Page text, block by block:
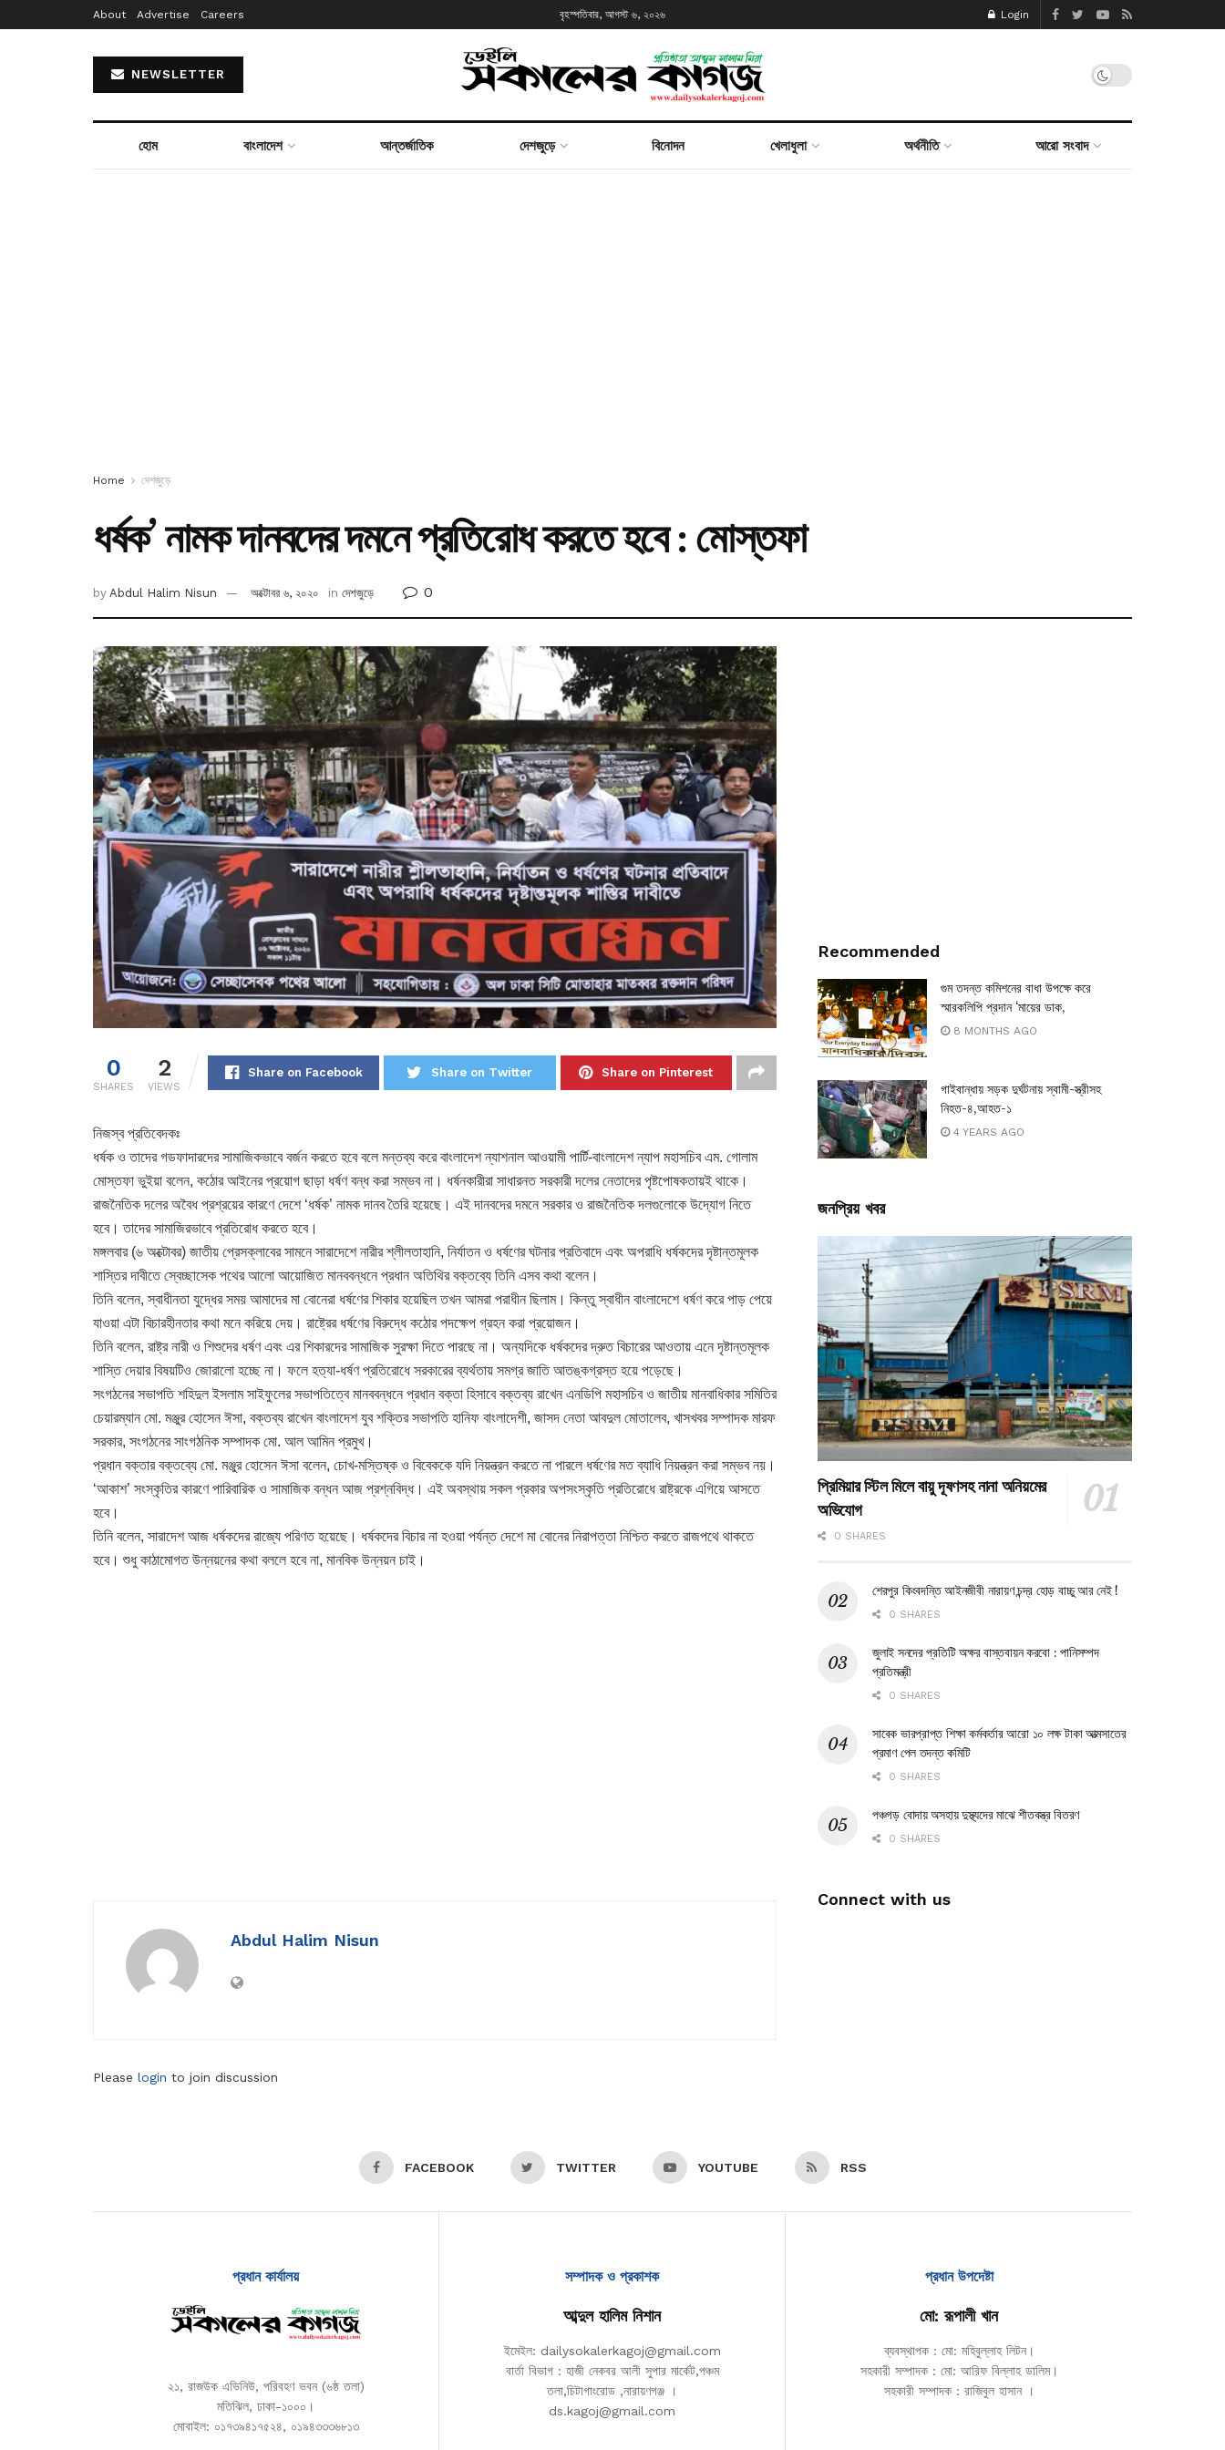
About Advertise Careers বৃহস্পতিবার, আগস্ট ৬, ২০২৬ Login
NEWSLETTER
হোম বাংলাদেশ আন্তর্জাতিক দেশজুড়ে বিনোদন খেলাধুলা অর্থনীতি আরো সংবাদ
Home দেশজুড়ে
ধর্ষক’ নামক দানবদের দমনে প্রতিরোধ করতে হবে : মোস্তফা
by Abdul Halim Nisun অক্টোবর ৬, ২০২০ in দেশজুড়ে 0
0
SHARES
2
VIEWS
Share on Facebook Share on Twitter Share on Pinterest
নিজস্ব প্রতিবেদকঃ
ধর্ষক ও তাদের গডফাদারদের সামাজিকভাবে বর্জন করতে হবে বলে মন্তব্য করে বাংলাদেশ ন্যাশনাল আওয়ামী পার্টি-বাংলাদেশ ন্যাপ মহাসচিব এম. গোলাম
মোস্তফা ভুইয়া বলেন, কঠোর আইনের প্রয়োগ ছাড়া ধর্ষণ বন্ধ করা সম্ভব না। ধর্ষনকারীরা সাধারনত সরকারী দলের নেতাদের পৃষ্টপোষকতায়ই থাকে।
রাজনৈতিক দলের অবৈধ প্রশ্রয়ের কারণে দেশে ‘ধর্ষক’ নামক দানব তৈরি হয়েছে। এই দানবদের দমনে সরকার ও রাজনৈতিক দলগুলোকে উদ্যোগ নিতে
হবে। তাদের সামাজিরভাবে প্রতিরোধ করতে হবে।
মঙ্গলবার (৬ অক্টোবর) জাতীয় প্রেসক্লাবের সামনে সারাদেশে নারীর শ্লীলতাহানি, নির্যাতন ও ধর্ষণের ঘটনার প্রতিবাদে এবং অপরাধি ধর্ষকদের দৃষ্টান্তমূলক
শাস্তির দাবীতে স্বেচ্ছাসেক পথের আলো আয়োজিত মানববন্ধনে প্রধান অতিথির বক্তব্যে তিনি এসব কথা বলেন।
তিনি বলেন, স্বাধীনতা যুদ্ধের সময় আমাদের মা বোনেরা ধর্ষণের শিকার হয়েছিল তখন আমরা পরাধীন ছিলাম। কিন্তু স্বাধীন বাংলাদেশে ধর্ষণ করে পাড় পেয়ে
যাওয়া এটা বিচারহীনতার কথা মনে করিয়ে দেয়। রাষ্ট্রের ধর্ষণের বিরুদ্ধে কঠোর পদক্ষেপ গ্রহন করা প্রয়োজন।
তিনি বলেন, রাষ্ট্র নারী ও শিশুদের ধর্ষণ এবং এর শিকারদের সামাজিক সুরক্ষা দিতে পারছে না। অন্যদিকে ধর্ষকদের দ্রুত বিচারের আওতায় এনে দৃষ্টান্তমূলক
শাস্তি দেয়ার বিষয়টিও জোরালো হচ্ছে না। ফলে হত্যা-ধর্ষণ প্রতিরোধে সরকারের ব্যর্থতায় সমগ্র জাতি আতঙ্কগ্রস্ত হয়ে পড়েছে।
সংগঠনের সভাপতি শহিদুল ইসলাম সাইফুলের সভাপতিত্বে মানববন্ধনে প্রধান বক্তা হিসাবে বক্তব্য রাখেন এনডিপি মহাসচিব ও জাতীয় মানবাধিকার সমিতির
চেয়ারম্যান মো. মঞ্জুর হোসেন ঈসা, বক্তব্য রাখেন বাংলাদেশ যুব শক্তির সভাপতি হানিফ বাংলাদেশী, জাসদ নেতা আবদুল মোতালেব, খাসখবর সম্পাদক মারফ
সরকার, সংগঠনের সাংগঠনিক সম্পাদক মো. আল আমিন প্রমুখ।
প্রধান বক্তার বক্তব্যে মো. মঞ্জুর হোসেন ঈসা বলেন, চোখ-মস্তিষ্ক ও বিবেককে যদি নিয়ন্ত্রন করতে না পারলে ধর্ষণের মত ব্যাধি নিয়ন্ত্রন করা সম্ভব নয়।
‘আকাশ’ সংস্কৃতির কারণে পারিবারিক ও সামাজিক বন্ধন আজ প্রশ্নবিদ্ধ। এই অবস্থায় সকল প্রকার অপসংস্কৃতি প্রতিরোধে রাষ্ট্রকে এগিয়ে আসতে
হবে।
তিনি বলেন, সারাদেশ আজ ধর্ষকদের রাজ্যে পরিণত হয়েছে। ধর্ষকদের বিচার না হওয়া পর্যন্ত দেশে মা বোনের নিরাপত্তা নিশ্চিত করতে রাজপথে থাকতে
হবে। শুধু কাঠামোগত উন্নয়নের কথা বললে হবে না, মানবিক উন্নয়ন চাই।
Abdul Halim Nisun
Please login to join discussion
Recommended
গুম তদন্ত কমিশনের বাধা উপক্ষে করে
স্মারকলিপি প্রদান ‘মায়ের ডাক,
8 MONTHS AGO
গাইবান্ধায় সড়ক দুর্ঘটনায় স্বামী-স্ত্রীসহ
নিহত-৪,আহত-১
4 YEARS AGO
জনপ্রিয় খবর
প্রিমিয়ার স্টিল মিলে বায়ু দূষণসহ নানা অনিয়মের
অভিযোগ
0 SHARES
শেরপুর কিংবদন্তি আইনজীবী নারায়ণ চন্দ্র হোড় বাচ্চু আর নেই !
0 SHARES
জুলাই সনদের প্রতিটি অক্ষর বাস্তবায়ন করবো : পানিসম্পদ
প্রতিমন্ত্রী
0 SHARES
সাবেক ভারপ্রাপ্ত শিক্ষা কর্মকর্তার আরো ১০ লক্ষ টাকা আত্মসাতের
প্রমাণ পেল তদন্ত কমিটি
0 SHARES
পঞ্চগড় বোদায় অসহায় দুস্থ্যদের মাঝে শীতবস্ত্র বিতরণ
0 SHARES
Connect with us
FACEBOOK TWITTER YOUTUBE RSS
প্রধান কার্যালয়
২১, রাজউক এভিনিউ, পরিবহণ ভবন (৬ষ্ঠ তলা)
মতিঝিল, ঢাকা-১০০০।
মোবাইল: ০১৭৩৯৪১৭৫২৪, ০১৯৪৩৩৩৬৮১৩
সম্পাদক ও প্রকাশক
আব্দুল হালিম নিশান
ইমেইল: dailysokalerkagoj@gmail.com
বার্তা বিভাগ : হাজী নেকবর আলী সুপার মার্কেট,পঞ্চম
তলা,চিটাগাংরোড ,নারায়ণগঞ্জ ।
ds.kagoj@gmail.com
প্রধান উপদেষ্টা
মো: রূপালী খান
ব্যবস্থাপক : মো: মহিবুল্লাহ লিটন।
সহকারী সম্পাদক : মো: আরিফ বিল্লাহ ডালিম।
সহকারী সম্পাদক : রাজিবুল হাসান ।